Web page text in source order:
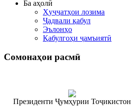
Ба аҳолӣ
Ҳуҷҷатҳои лозима
Ҷадвали қабул
Эълонҳо
Қабулгоҳи ҷамъиятӣ
Сомонаҳои расмӣ
Президенти Ҷумҳурии Тоҷикистон